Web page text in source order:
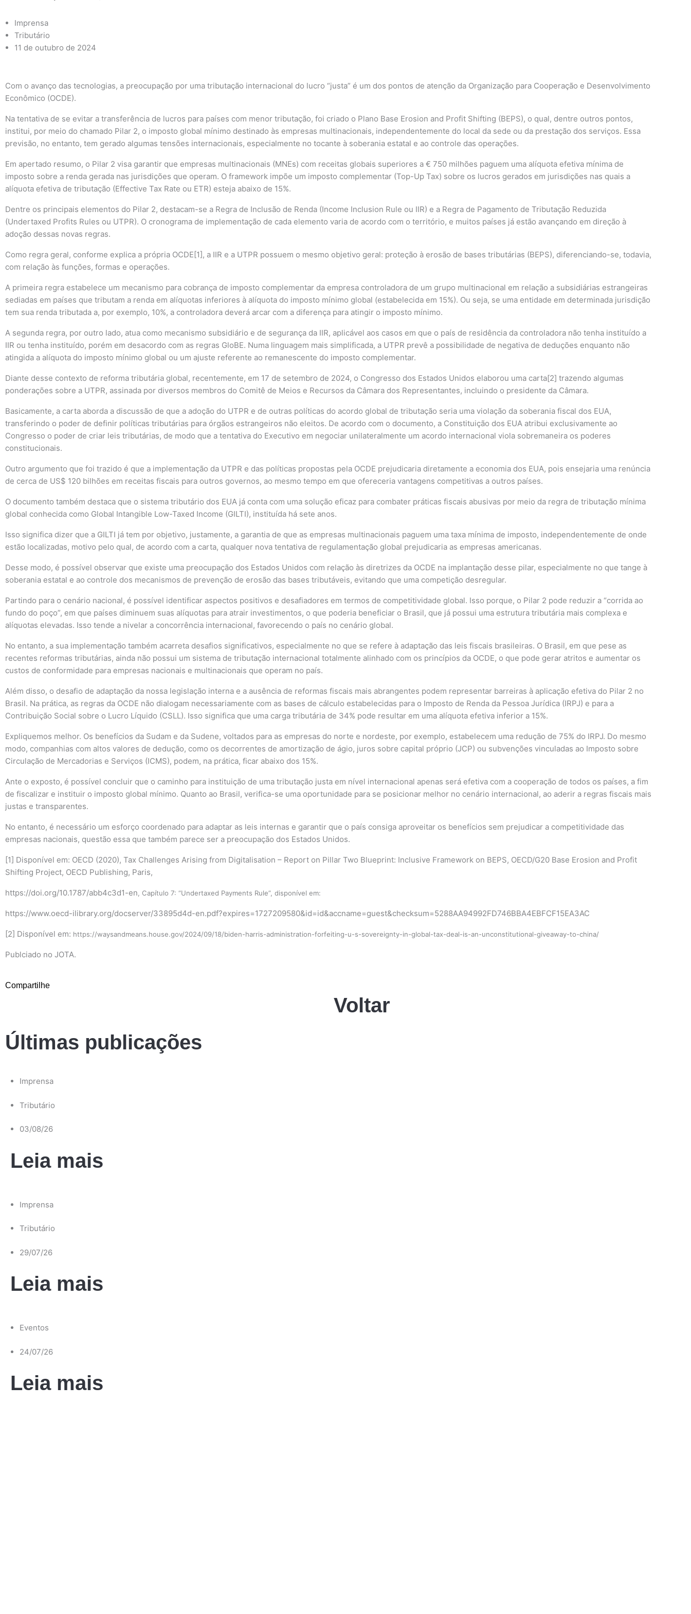
Imprensa
Tributário
11 de outubro de 2024
Com o avanço das tecnologias, a preocupação por uma tributação internacional do lucro “justa” é um dos pontos de atenção da Organização para Cooperação e Desenvolvimento
Econômico (OCDE).
Na tentativa de se evitar a transferência de lucros para países com menor tributação, foi criado o Plano Base Erosion and Profit Shifting (BEPS), o qual, dentre outros pontos,
institui, por meio do chamado Pilar 2, o imposto global mínimo destinado às empresas multinacionais, independentemente do local da sede ou da prestação dos serviços. Essa
previsão, no entanto, tem gerado algumas tensões internacionais, especialmente no tocante à soberania estatal e ao controle das operações.
Em apertado resumo, o Pilar 2 visa garantir que empresas multinacionais (MNEs) com receitas globais superiores a € 750 milhões paguem uma alíquota efetiva mínima de
imposto sobre a renda gerada nas jurisdições que operam. O framework impõe um imposto complementar (Top-Up Tax) sobre os lucros gerados em jurisdições nas quais a
alíquota efetiva de tributação (Effective Tax Rate ou ETR) esteja abaixo de 15%.
Dentre os principais elementos do Pilar 2, destacam-se a Regra de Inclusão de Renda (Income Inclusion Rule ou IIR) e a Regra de Pagamento de Tributação Reduzida
(Undertaxed Profits Rules ou UTPR). O cronograma de implementação de cada elemento varia de acordo com o território, e muitos países já estão avançando em direção à
adoção dessas novas regras.
Como regra geral, conforme explica a própria OCDE[1], a IIR e a UTPR possuem o mesmo objetivo geral: proteção à erosão de bases tributárias (BEPS), diferenciando-se, todavia,
com relação às funções, formas e operações.
A primeira regra estabelece um mecanismo para cobrança de imposto complementar da empresa controladora de um grupo multinacional em relação a subsidiárias estrangeiras
sediadas em países que tributam a renda em alíquotas inferiores à alíquota do imposto mínimo global (estabelecida em 15%). Ou seja, se uma entidade em determinada jurisdição
tem sua renda tributada a, por exemplo, 10%, a controladora deverá arcar com a diferença para atingir o imposto mínimo.
A segunda regra, por outro lado, atua como mecanismo subsidiário e de segurança da IIR, aplicável aos casos em que o país de residência da controladora não tenha instituído a
IIR ou tenha instituído, porém em desacordo com as regras GloBE. Numa linguagem mais simplificada, a UTPR prevê a possibilidade de negativa de deduções enquanto não
atingida a alíquota do imposto mínimo global ou um ajuste referente ao remanescente do imposto complementar.
Diante desse contexto de reforma tributária global, recentemente, em 17 de setembro de 2024, o Congresso dos Estados Unidos elaborou uma carta[2] trazendo algumas
ponderações sobre a UTPR, assinada por diversos membros do Comitê de Meios e Recursos da Câmara dos Representantes, incluindo o presidente da Câmara.
Basicamente, a carta aborda a discussão de que a adoção do UTPR e de outras políticas do acordo global de tributação seria uma violação da soberania fiscal dos EUA,
transferindo o poder de definir políticas tributárias para órgãos estrangeiros não eleitos. De acordo com o documento, a Constituição dos EUA atribui exclusivamente ao
Congresso o poder de criar leis tributárias, de modo que a tentativa do Executivo em negociar unilateralmente um acordo internacional viola sobremaneira os poderes
constitucionais.
Outro argumento que foi trazido é que a implementação da UTPR e das políticas propostas pela OCDE prejudicaria diretamente a economia dos EUA, pois ensejaria uma renúncia
de cerca de US$ 120 bilhões em receitas fiscais para outros governos, ao mesmo tempo em que ofereceria vantagens competitivas a outros países.
O documento também destaca que o sistema tributário dos EUA já conta com uma solução eficaz para combater práticas fiscais abusivas por meio da regra de tributação mínima
global conhecida como Global Intangible Low-Taxed Income (GILTI), instituída há sete anos.
Isso significa dizer que a GILTI já tem por objetivo, justamente, a garantia de que as empresas multinacionais paguem uma taxa mínima de imposto, independentemente de onde
estão localizadas, motivo pelo qual, de acordo com a carta, qualquer nova tentativa de regulamentação global prejudicaria as empresas americanas.
Desse modo, é possível observar que existe uma preocupação dos Estados Unidos com relação às diretrizes da OCDE na implantação desse pilar, especialmente no que tange à
soberania estatal e ao controle dos mecanismos de prevenção de erosão das bases tributáveis, evitando que uma competição desregular.
Partindo para o cenário nacional, é possível identificar aspectos positivos e desafiadores em termos de competitividade global. Isso porque, o Pilar 2 pode reduzir a “corrida ao
fundo do poço”, em que países diminuem suas alíquotas para atrair investimentos, o que poderia beneficiar o Brasil, que já possui uma estrutura tributária mais complexa e
alíquotas elevadas. Isso tende a nivelar a concorrência internacional, favorecendo o país no cenário global.
No entanto, a sua implementação também acarreta desafios significativos, especialmente no que se refere à adaptação das leis fiscais brasileiras. O Brasil, em que pese as
recentes reformas tributárias, ainda não possui um sistema de tributação internacional totalmente alinhado com os princípios da OCDE, o que pode gerar atritos e aumentar os
custos de conformidade para empresas nacionais e multinacionais que operam no país.
Além disso, o desafio de adaptação da nossa legislação interna e a ausência de reformas fiscais mais abrangentes podem representar barreiras à aplicação efetiva do Pilar 2 no
Brasil. Na prática, as regras da OCDE não dialogam necessariamente com as bases de cálculo estabelecidas para o Imposto de Renda da Pessoa Jurídica (IRPJ) e para a
Contribuição Social sobre o Lucro Líquido (CSLL). Isso significa que uma carga tributária de 34% pode resultar em uma alíquota efetiva inferior a 15%.
Expliquemos melhor. Os benefícios da Sudam e da Sudene, voltados para as empresas do norte e nordeste, por exemplo, estabelecem uma redução de 75% do IRPJ. Do mesmo
modo, companhias com altos valores de dedução, como os decorrentes de amortização de ágio, juros sobre capital próprio (JCP) ou subvenções vinculadas ao Imposto sobre
Circulação de Mercadorias e Serviços (ICMS), podem, na prática, ficar abaixo dos 15%.
Ante o exposto, é possível concluir que o caminho para instituição de uma tributação justa em nível internacional apenas será efetiva com a cooperação de todos os países, a fim
de fiscalizar e instituir o imposto global mínimo. Quanto ao Brasil, verifica-se uma oportunidade para se posicionar melhor no cenário internacional, ao aderir a regras fiscais mais
justas e transparentes.
No entanto, é necessário um esforço coordenado para adaptar as leis internas e garantir que o país consiga aproveitar os benefícios sem prejudicar a competitividade das
empresas nacionais, questão essa que também parece ser a preocupação dos Estados Unidos.
[1] Disponível em: OECD (2020), Tax Challenges Arising from Digitalisation – Report on Pillar Two Blueprint: Inclusive Framework on BEPS, OECD/G20 Base Erosion and Profit
Shifting Project, OECD Publishing, Paris,
https://doi.org/10.1787/abb4c3d1-en , Capítulo 7: “Undertaxed Payments Rule”, disponível em:
https://www.oecd-ilibrary.org/docserver/33895d4d-en.pdf?expires=1727209580&id=id&accname=guest&checksum=5288AA94992FD746BBA4EBFCF15EA3AC
[2] Disponível em: https://waysandmeans.house.gov/2024/09/18/biden-harris-administration-forfeiting-u-s-sovereignty-in-global-tax-deal-is-an-unconstitutional-giveaway-to-china/
Publciado no JOTA.
Compartilhe
Voltar
Últimas publicações
Imprensa
Tributário
03/08/26
Leia mais
Imprensa
Tributário
29/07/26
Leia mais
Eventos
24/07/26
Leia mais